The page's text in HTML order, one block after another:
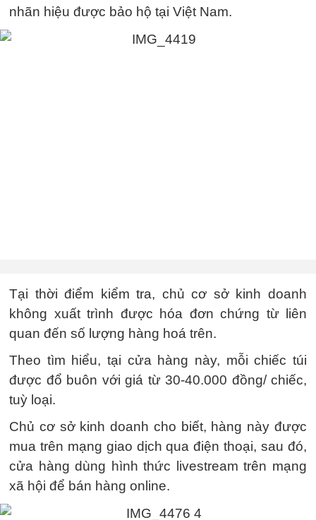
nhãn hiệu được bảo hộ tại Việt Nam.
Tại thời điểm kiểm tra, chủ cơ sở kinh doanh
không xuất trình được hóa đơn chứng từ liên
quan đến số lượng hàng hoá trên.
Theo tìm hiểu, tại cửa hàng này, mỗi chiếc túi
được đổ buôn với giá từ 30-40.000 đồng/ chiếc,
tuỳ loại.
Chủ cơ sở kinh doanh cho biết, hàng này được
mua trên mạng giao dịch qua điện thoại, sau đó,
cửa hàng dùng hình thức livestream trên mạng
xã hội để bán hàng online.